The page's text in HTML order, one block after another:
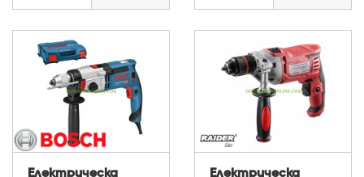
Електрическа
Електрическа